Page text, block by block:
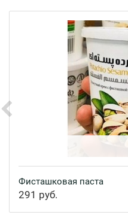
Фисташковая паста
291 руб.